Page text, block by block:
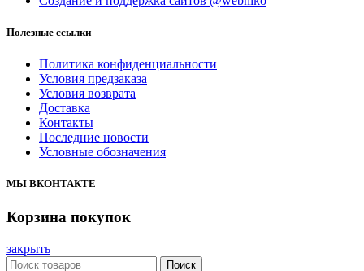
Полезные ссылки
Политика конфиденциальности
Условия предзаказа
Условия возврата
Доставка
Контакты
Последние новости
Условные обозначения
МЫ ВКОНТАКТЕ
Корзина покупок
закрыть
Поиск